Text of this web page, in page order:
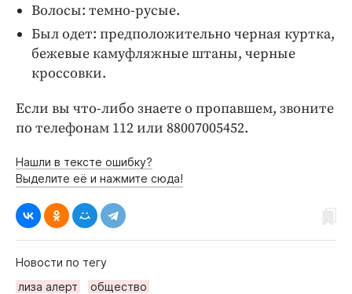
Волосы: темно-русые.
Был одет: предположительно черная куртка,
бежевые камуфляжные штаны, черные
кроссовки.
Если вы что-либо знаете о пропавшем, звоните
по телефонам 112 или 88007005452.
Нашли в тексте ошибку?
Выделите её и нажмите сюда!
Новости по тегу
лиза алерт
общество